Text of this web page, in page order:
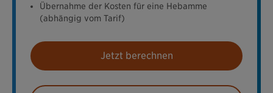
Übernahme der Kosten für eine Hebamme
(abhängig vom Tarif)
Jetzt berechnen